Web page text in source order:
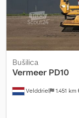
Velddriel 1.451 km
Bušilica
Vermeer PD10